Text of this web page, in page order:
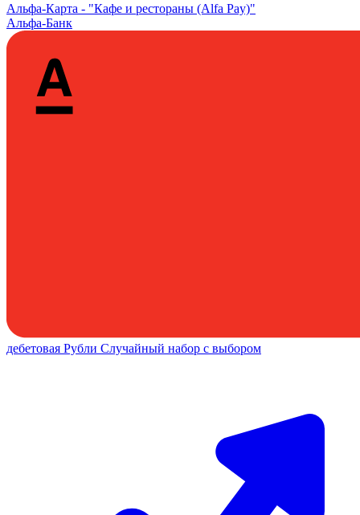
Альфа‑Карта - "Кафе и рестораны (Alfa Pay)"
Альфа-Банк
дебетовая Рубли Случайный набор с выбором